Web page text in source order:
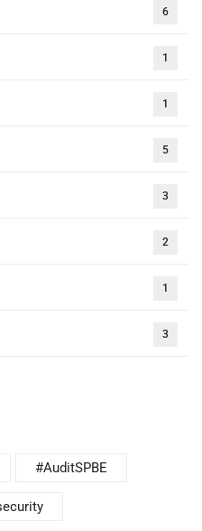
6
1
1
5
3
2
1
3
#AuditSPBE